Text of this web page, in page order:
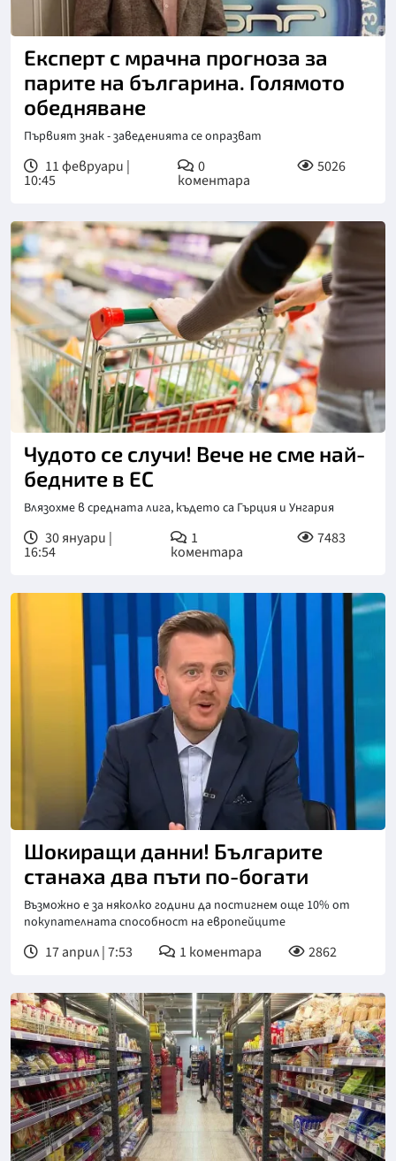
Експерт с мрачна прогноза за
парите на българина. Голямото
обедняване
Първият знак - заведенията се опразват
11 февруари |
10:45
0
коментара
5026
Чудото се случи! Вече не сме най-
бедните в ЕС
Влязохме в средната лига, където са Гърция и Унгария
30 януари |
16:54
1
коментара
7483
Снимка: Нова телевизия
Шокиращи данни! Българите
станаха два пъти по-богати
Възможно е за няколко години да постигнем още 10% от
покупателната способност на европейците
17 април | 7:53 1 коментара 2862